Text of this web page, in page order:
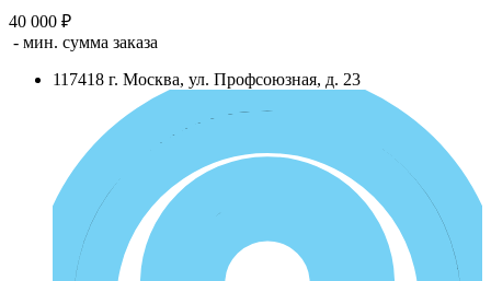
40 000 ₽
- мин. сумма заказа
117418 г. Москва, ул. Профсоюзная, д. 23